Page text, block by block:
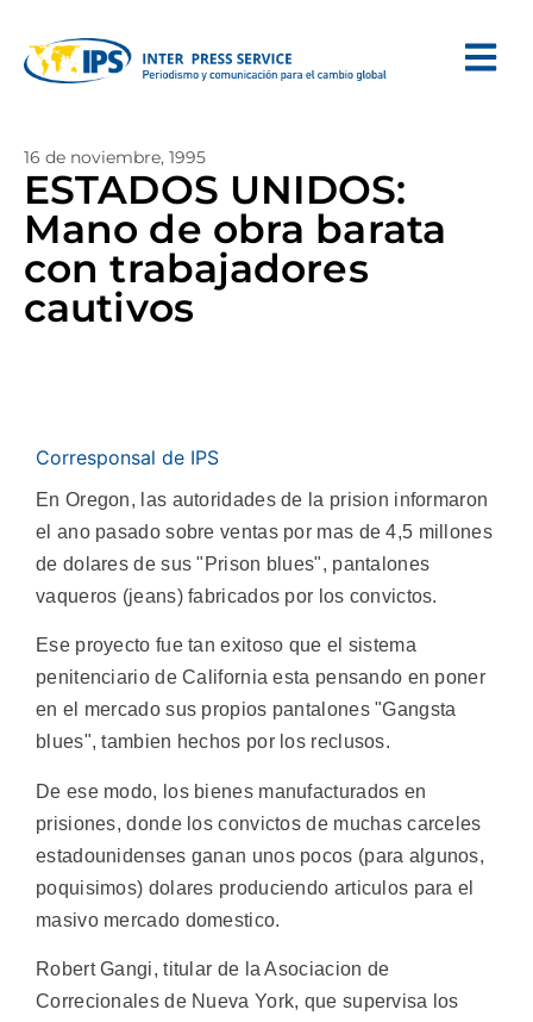
16 de noviembre, 1995
ESTADOS UNIDOS:
Mano de obra barata
con trabajadores
cautivos
Corresponsal de IPS
En Oregon, las autoridades de la prision informaron
el ano pasado sobre ventas por mas de 4,5 millones
de dolares de sus "Prison blues", pantalones
vaqueros (jeans) fabricados por los convictos.
Ese proyecto fue tan exitoso que el sistema
penitenciario de California esta pensando en poner
en el mercado sus propios pantalones "Gangsta
blues", tambien hechos por los reclusos.
De ese modo, los bienes manufacturados en
prisiones, donde los convictos de muchas carceles
estadounidenses ganan unos pocos (para algunos,
poquisimos) dolares produciendo articulos para el
masivo mercado domestico.
Robert Gangi, titular de la Asociacion de
Correcionales de Nueva York, que supervisa los